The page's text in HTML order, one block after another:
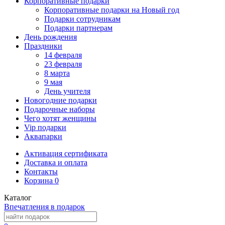
Корпоративные подарки на Новый год
Подарки сотрудникам
Подарки партнерам
День рождения
Праздники
14 февраля
23 февраля
8 марта
9 мая
День учителя
Новогодние подарки
Подарочные наборы
Чего хотят женщины
Vip подарки
Аквапарки
Активация сертификата
Доставка и оплата
Контакты
Корзина 0
Каталог
Впечатления в подарок